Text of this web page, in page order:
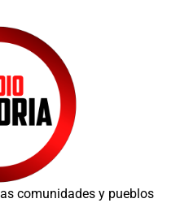
comunidades y pueblos